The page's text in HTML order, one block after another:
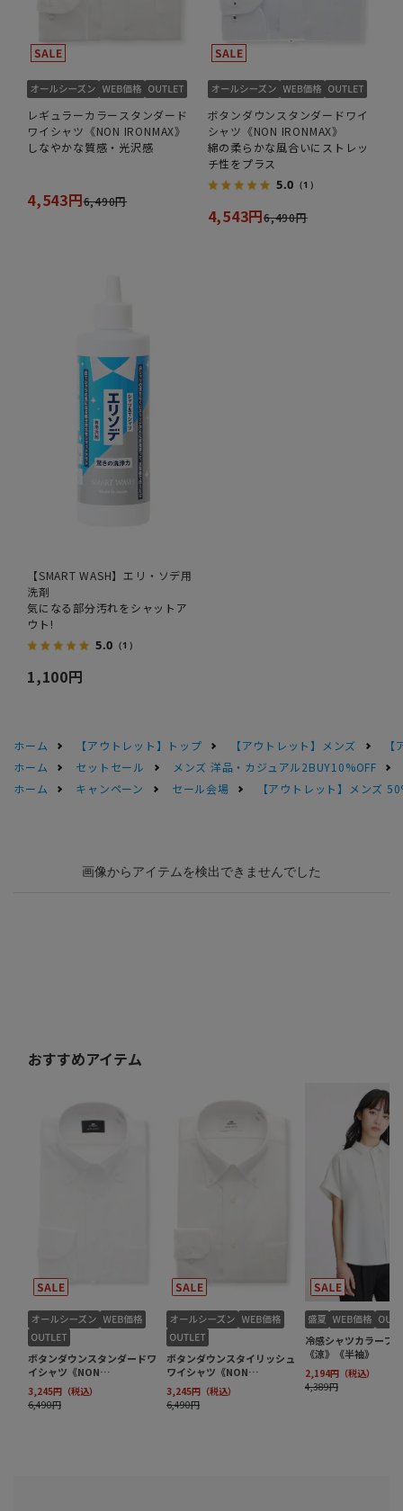
レギュラーカラースタンダード
ワイシャツ《NON IRONMAX》
しなやかな質感・光沢感
4,543円6,490円
ボタンダウンスタンダードワイ
シャツ《NON IRONMAX》
綿の柔らかな風合いにストレッ
チ性をプラス
5.0 （1）
4,543円6,490円
【SMART WASH】エリ・ソデ用
洗剤
気になる部分汚れをシャットア
ウト!
5.0 （1）
1,100円
ホーム 【アウトレット】トップ 【アウトレット】メンズ
ホーム
セットセール
メンズ 洋品・カジュアル2BUY10%OFF
ホーム
キャンペーン セール会場 【アウトレット】メンズ